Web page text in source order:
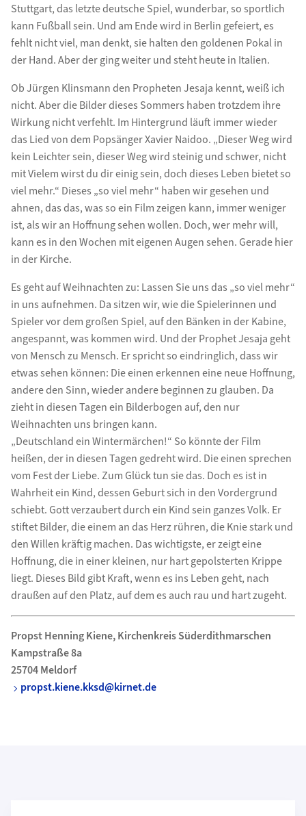
Stuttgart, das letzte deutsche Spiel, wunderbar, so sportlich
kann Fußball sein. Und am Ende wird in Berlin gefeiert, es
fehlt nicht viel, man denkt, sie halten den goldenen Pokal in
der Hand. Aber der ging weiter und steht heute in Italien.
Ob Jürgen Klinsmann den Propheten Jesaja kennt, weiß ich
nicht. Aber die Bilder dieses Sommers haben trotzdem ihre
Wirkung nicht verfehlt. Im Hintergrund läuft immer wieder
das Lied von dem Popsänger Xavier Naidoo. „Dieser Weg wird
kein Leichter sein, dieser Weg wird steinig und schwer, nicht
mit Vielem wirst du dir einig sein, doch dieses Leben bietet so
viel mehr.“ Dieses „so viel mehr“ haben wir gesehen und
ahnen, das das, was so ein Film zeigen kann, immer weniger
ist, als wir an Hoffnung sehen wollen. Doch, wer mehr will,
kann es in den Wochen mit eigenen Augen sehen. Gerade hier
in der Kirche.
Es geht auf Weihnachten zu: Lassen Sie uns das „so viel mehr“
in uns aufnehmen. Da sitzen wir, wie die Spielerinnen und
Spieler vor dem großen Spiel, auf den Bänken in der Kabine,
angespannt, was kommen wird. Und der Prophet Jesaja geht
von Mensch zu Mensch. Er spricht so eindringlich, dass wir
etwas sehen können: Die einen erkennen eine neue Hoffnung,
andere den Sinn, wieder andere beginnen zu glauben. Da
zieht in diesen Tagen ein Bilderbogen auf, den nur
Weihnachten uns bringen kann.
„Deutschland ein Wintermärchen!“ So könnte der Film
heißen, der in diesen Tagen gedreht wird. Die einen sprechen
vom Fest der Liebe. Zum Glück tun sie das. Doch es ist in
Wahrheit ein Kind, dessen Geburt sich in den Vordergrund
schiebt. Gott verzaubert durch ein Kind sein ganzes Volk. Er
stiftet Bilder, die einem an das Herz rühren, die Knie stark und
den Willen kräftig machen. Das wichtigste, er zeigt eine
Hoffnung, die in einer kleinen, nur hart gepolsterten Krippe
liegt. Dieses Bild gibt Kraft, wenn es ins Leben geht, nach
draußen auf den Platz, auf dem es auch rau und hart zugeht.
Propst Henning Kiene, Kirchenkreis Süderdithmarschen
Kampstraße 8a
25704 Meldorf
propst.kiene.kksd@kirnet.de